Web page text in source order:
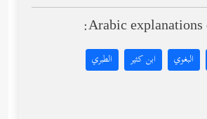
Arabic explanations
البغوي ابن كثير الطبري